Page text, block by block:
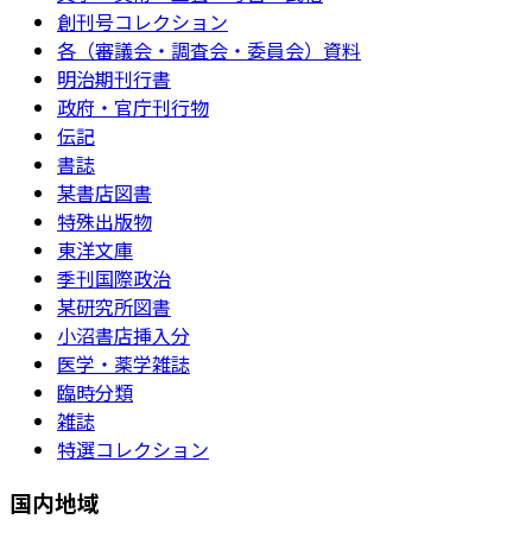
創刊号コレクション
各（審議会・調査会・委員会）資料
明治期刊行書
政府・官庁刊行物
伝記
書誌
某書店図書
特殊出版物
東洋文庫
季刊国際政治
某研究所図書
小沼書店挿入分
医学・薬学雑誌
臨時分類
雑誌
特選コレクション
国内地域